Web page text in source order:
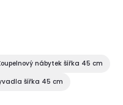
nábytek šířka 45 cm
šířka 45 cm